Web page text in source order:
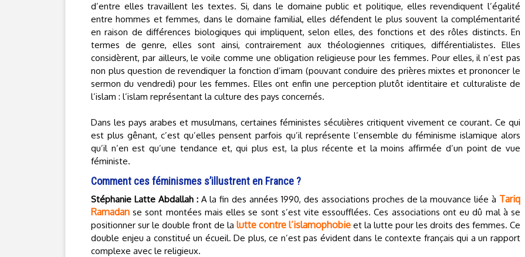
d’entre elles travaillent les textes. Si, dans le domaine public et politique, elles revendiquent l’égalité
entre hommes et femmes, dans le domaine familial, elles défendent le plus souvent la complémentarité
en raison de différences biologiques qui impliquent, selon elles, des fonctions et des rôles distincts. En
termes de genre, elles sont ainsi, contrairement aux théologiennes critiques, différentialistes. Elles
considèrent, par ailleurs, le voile comme une obligation religieuse pour les femmes. Pour elles, il n’est pas
non plus question de revendiquer la fonction d’imam (pouvant conduire des prières mixtes et prononcer le
sermon du vendredi) pour les femmes. Elles ont enfin une perception plutôt identitaire et culturaliste de
l’islam : l’islam représentant la culture des pays concernés.
Dans les pays arabes et musulmans, certaines féministes séculières critiquent vivement ce courant. Ce qui
est plus gênant, c’est qu’elles pensent parfois qu’il représente l’ensemble du féminisme islamique alors
qu’il n’en est qu’une tendance et, qui plus est, la plus récente et la moins affirmée d’un point de vue
féministe.
Comment ces féminismes s’illustrent en France ?
Stéphanie Latte Abdallah :A la fin des années 1990, des associations proches de la mouvance liée à Tariq
Ramadan se sont montées mais elles se sont s’est vite essoufflées. Ces associations ont eu dû mal à se
positionner sur le double front de la lutte contre l’islamophobie et la lutte pour les droits des femmes. Ce
double enjeu a constitué un écueil. De plus, ce n’est pas évident dans le contexte français qui a un rapport
complexe avec le religieux.